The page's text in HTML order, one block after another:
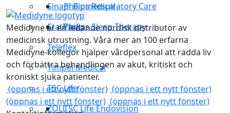
Philips Respiratory Care
Philips Sleep Therapy
Sinapi Biomedical
StatPacks
Teleflex
Timpel Medical
TSC Life
TSC Life Endovision
ZOLL
Medidyne är en ledande nordisk distributör av
medicinsk utrustning. Våra mer än 100 erfarna
Medidyne-kollegor hjälper vårdpersonal att rädda liv
och förbättra behandlingen av akut, kritiskt och
kroniskt sjuka patienter.
(öppnas i ett nytt fönster) (öppnas i ett nytt fönster)
(öppnas i ett nytt fönster) (öppnas i ett nytt fönster)